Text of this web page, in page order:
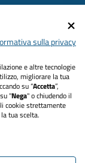
sulla privacy
e altre tecnologie
migliorare la tua
su “Accetta”,
"Nega" o chiudendo il
cookie strettamente
tua scelta.